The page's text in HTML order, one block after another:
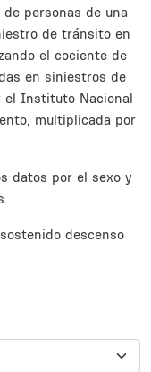
personas de una
de tránsito en
el cociente de
en siniestros de
el Instituto Nacional
multiplicada por
datos por el sexo y
descenso